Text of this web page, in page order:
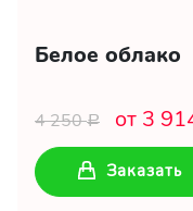
Белое облако
4 250Р от 3
Заказать